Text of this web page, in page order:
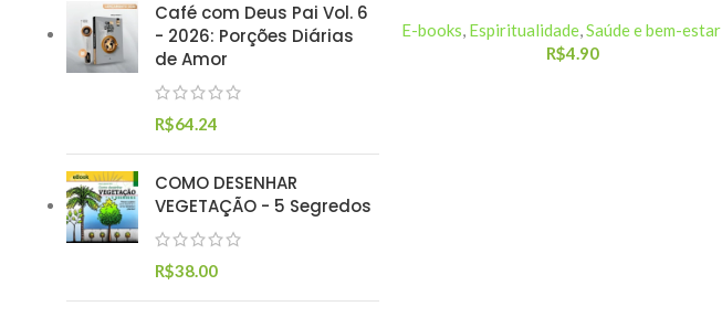
Café com Deus Pai Vol. 6
- 2026: Porções Diárias
de Amor
R$64.24
COMO DESENHAR
VEGETAÇÃO - 5 Segredos
R$38.00
E-books, Espiritualidade,Saúde e bem-estar
R$4.90